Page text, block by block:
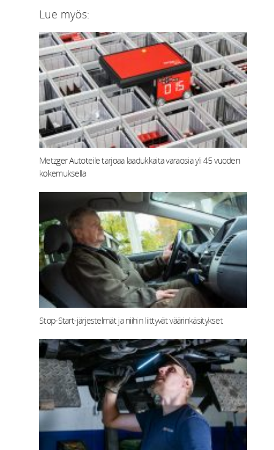
Lue myös:
Metzger Autoteile tarjoaa laadukkaita varaosia yli 45 vuoden
kokemuksella
Stop-Start‑järjestelmät ja niihin liittyvät väärinkäsitykset